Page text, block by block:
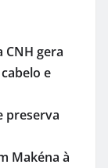
gera
e
preserva
Makéna à